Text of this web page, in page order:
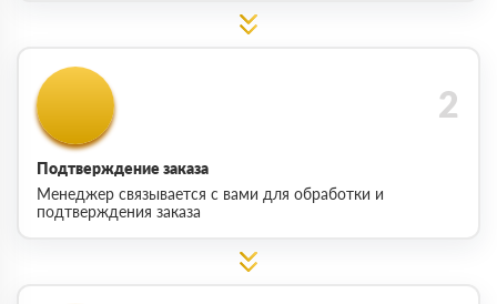
Подтверждение заказа
Менеджер связывается с вами для обработки и
подтверждения заказа